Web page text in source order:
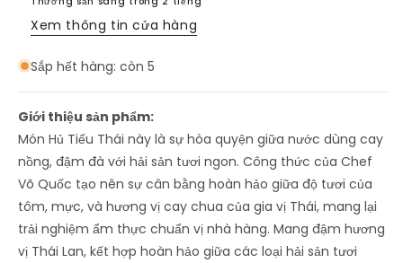
Xem thông tin cửa hàng
Sắp hết hàng: còn 5
Giới thiệu sản phẩm:
Món Hủ Tiếu Thái này là sự hòa quyện giữa nước dùng cay
nồng, đậm đà với hải sản tươi ngon. Công thức của Chef
Võ Quốc tạo nên sự cân bằng hoàn hảo giữa độ tươi của
tôm, mực, và hương vị cay chua của gia vị Thái, mang lại
trải nghiệm ẩm thực chuẩn vị nhà hàng. Mang đậm hương
vị Thái Lan, kết hợp hoàn hảo giữa các loại hải sản tươi